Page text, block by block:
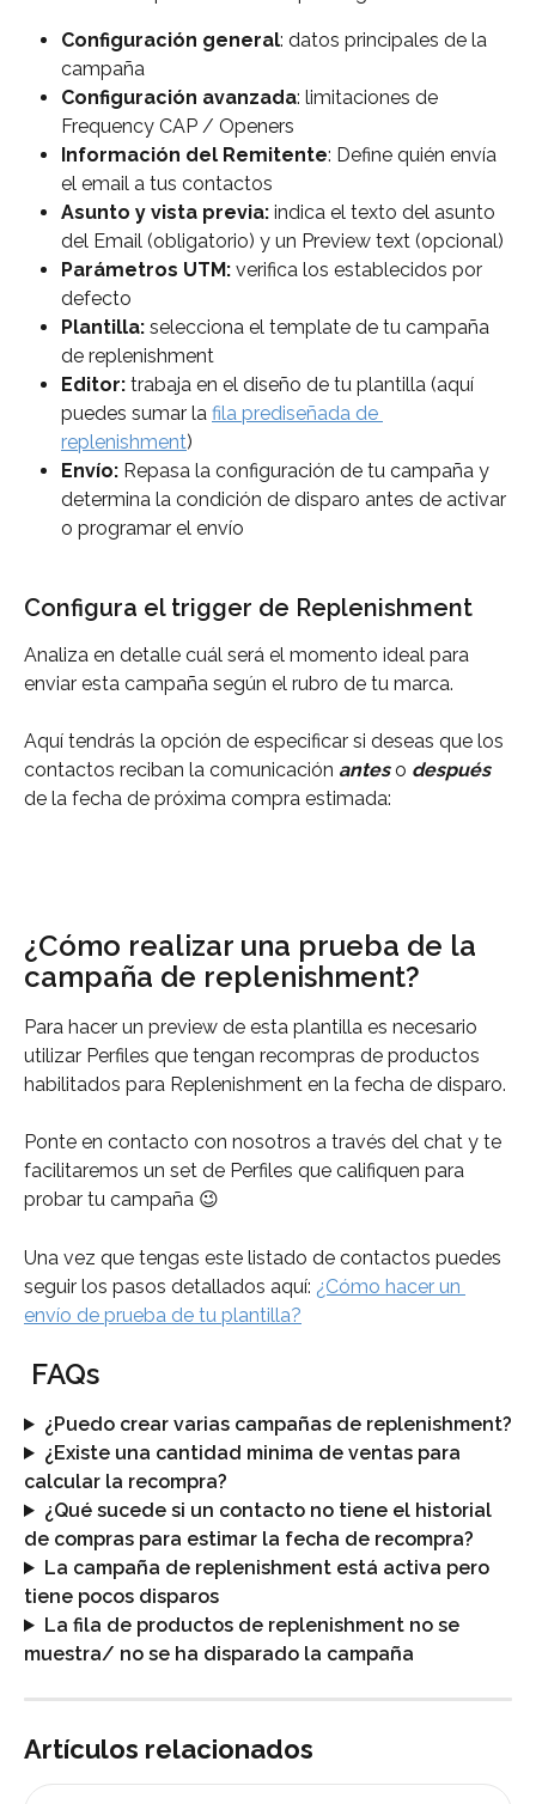
Configuración general: datos principales de la
campaña
Configuración avanzada: limitaciones de
Frequency CAP / Openers
Información del Remitente: Define quién envía
el email a tus contactos
Asunto y vista previa: indica el texto del asunto
del Email (obligatorio) y un Preview text (opcional)
Parámetros UTM: verifica los establecidos por
defecto
Plantilla: selecciona el template de tu campaña
de replenishment
Editor: trabaja en el diseño de tu plantilla (aquí
puedes sumar la fila prediseñada de
replenishment)
Envío: Repasa la configuración de tu campaña y
determina la condición de disparo antes de activar
o programar el envío
Configura el trigger de Replenishment
Analiza en detalle cuál será el momento ideal para
enviar esta campaña según el rubro de tu marca.
Aquí tendrás la opción de especificar si deseas que los
contactos reciban la comunicación antes o después
de la fecha de próxima compra estimada:
¿Cómo realizar una prueba de la
campaña de replenishment?
Para hacer un preview de esta plantilla es necesario
utilizar Perfiles que tengan recompras de productos
habilitados para Replenishment en la fecha de disparo.
Ponte en contacto con nosotros a través del chat y te
facilitaremos un set de Perfiles que califiquen para
probar tu campaña 😉
Una vez que tengas este listado de contactos puedes
seguir los pasos detallados aquí: ¿Cómo hacer un
envío de prueba de tu plantilla?
FAQs
¿Puedo crear varias campañas de replenishment?
¿Existe una cantidad minima de ventas para
calcular la recompra?
¿Qué sucede si un contacto no tiene el historial
de compras para estimar la fecha de recompra?
La campaña de replenishment está activa pero
tiene pocos disparos
La fila de productos de replenishment no se
muestra/ no se ha disparado la campaña
Artículos relacionados